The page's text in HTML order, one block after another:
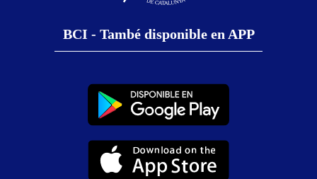
BCI - També disponible en APP